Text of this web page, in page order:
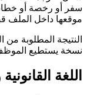
سفر أو رخصة أو
موقعها داخل الملف
النتيجة المطلوبة
نسخة يستطيع
اللغة